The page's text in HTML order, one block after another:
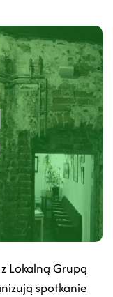
Lokalną Grupą
spotkanie